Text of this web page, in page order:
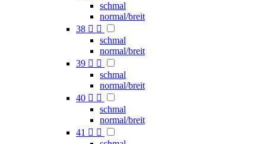
schmal
normal/breit
38  
schmal
normal/breit
39  
schmal
normal/breit
40  
schmal
normal/breit
41  